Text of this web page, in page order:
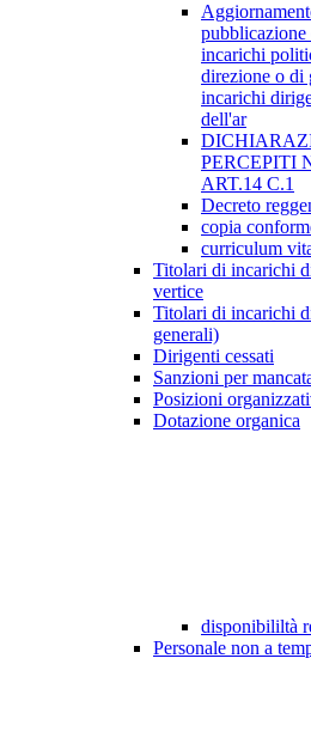
incarichi
direzione o di
incarichi
dell'ar
PERCEPITI
ART.14 C.1
Decreto
copia
curriculum
Titolari di incarichi
vertice
Titolari di incarichi
generali)
Dirigenti cessati
Sanzioni per
Posizioni
Dotazione organica
disponibililtà
Personale non a